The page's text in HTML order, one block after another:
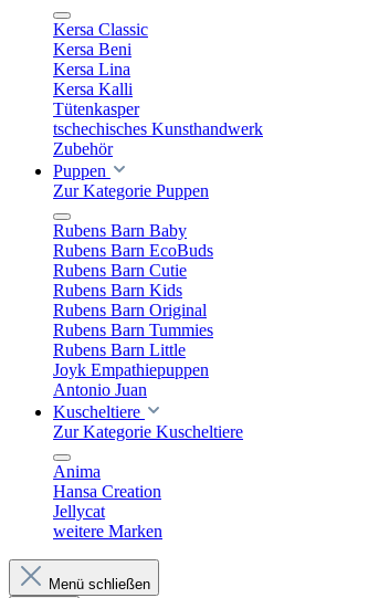
Kersa Classic
Kersa Beni
Kersa Lina
Kersa Kalli
Tütenkasper
tschechisches Kunsthandwerk
Zubehör
Puppen
Zur Kategorie Puppen
Rubens Barn Baby
Rubens Barn EcoBuds
Rubens Barn Cutie
Rubens Barn Kids
Rubens Barn Original
Rubens Barn Tummies
Rubens Barn Little
Joyk Empathiepuppen
Antonio Juan
Kuscheltiere
Zur Kategorie Kuscheltiere
Anima
Hansa Creation
Jellycat
weitere Marken
Menü schließen